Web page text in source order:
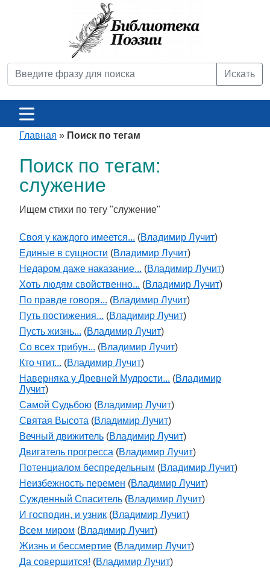
Искать
Главная » Поиск по тегам
Поиск по тегам:
служение
Ищем стихи по тегу "служение"
Своя у каждого имеется... (Владимир Лучит)
Единые в сущности (Владимир Лучит)
Недаром даже наказание... (Владимир Лучит)
Хоть людям свойственно... (Владимир Лучит)
По правде говоря... (Владимир Лучит)
Путь постижения... (Владимир Лучит)
Пусть жизнь... (Владимир Лучит)
Со всех трибун... (Владимир Лучит)
Кто чтит... (Владимир Лучит)
Наверняка у Древней Мудрости... (Владимир
Лучит)
Самой Судьбою (Владимир Лучит)
Святая Высота (Владимир Лучит)
Вечный движитель (Владимир Лучит)
Двигатель прогресса (Владимир Лучит)
Потенциалом беспредельным (Владимир Лучит)
Неизбежность перемен (Владимир Лучит)
Сужденный Спаситель (Владимир Лучит)
И господин, и узник (Владимир Лучит)
Всем миром (Владимир Лучит)
Жизнь и бессмертие (Владимир Лучит)
Да совершится! (Владимир Лучит)